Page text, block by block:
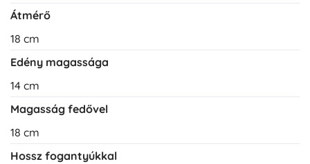
Átmérő
18 cm
Edény magassága
14 cm
Magasság fedővel
18 cm
Hossz fogantyúkkal